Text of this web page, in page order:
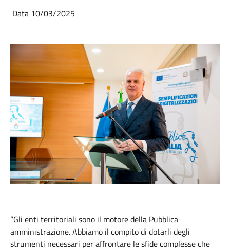
Data 10/03/2025
“Gli enti territoriali sono il motore della Pubblica
amministrazione. Abbiamo il compito di dotarli degli
strumenti necessari per affrontare le sfide complesse che